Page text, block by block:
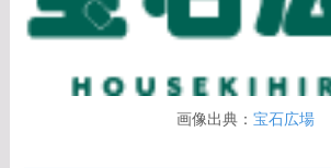
画像出典： 宝石広場